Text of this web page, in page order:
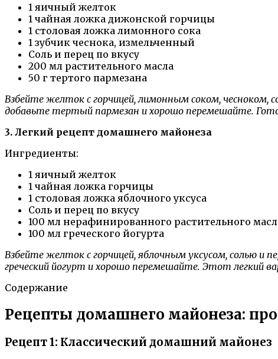
1 яичный желток
1 чайная ложка дижонской горчицы
1 столовая ложка лимонного сока
1 зубчик чеснока, измельченный
Соль и перец по вкусу
200 мл растительного масла
50 г тертого пармезана
Взбейте желток с горчицей, лимонным соком, чесноком,
добавьте тертый пармезан и хорошо перемешайте.
3. Легкий рецепт домашнего майонеза
Ингредиенты:
1 яичный желток
1 чайная ложка горчицы
1 столовая ложка яблочного уксуса
Соль и перец по вкусу
100 мл нерафинированного растительного
100 мл греческого йогурта
Взбейте желток с горчицей, яблочным уксусом, солью и
греческий йогурт и хорошо перемешайте. Этот легкий
Содержание
Рецепты домашнего майонеза:
Рецепт 1: Классический домашний майонез